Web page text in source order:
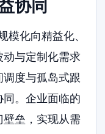
协同
化向精益化、
与定制化需求
度与孤岛式跟
。企业面临的
垒，实现从需